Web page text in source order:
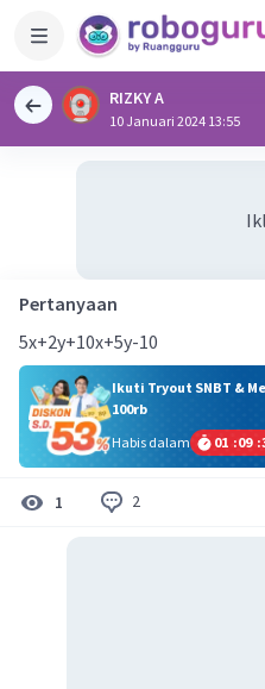
RIZKY A
10 Januari 2024 13:55
Pertanyaan
5x+2y+10x+5y-10
Ikuti Tryout SNBT &
100rb
Habis dalam
01 :09 :
1 2